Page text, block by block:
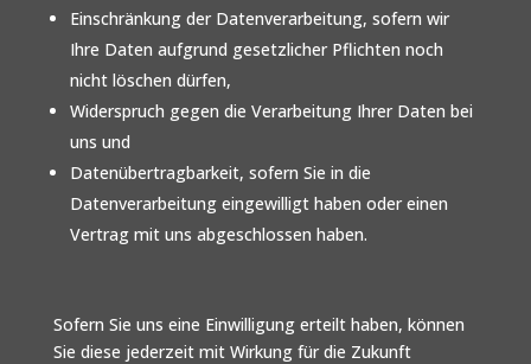
Einschränkung der Datenverarbeitung, sofern wir
Ihre Daten aufgrund gesetzlicher Pflichten noch
nicht löschen dürfen,
Widerspruch gegen die Verarbeitung Ihrer Daten bei
uns und
Datenübertragbarkeit, sofern Sie in die
Datenverarbeitung eingewilligt haben oder einen
Vertrag mit uns abgeschlossen haben.
Sofern Sie uns eine Einwilligung erteilt haben, können
Sie diese jederzeit mit Wirkung für die Zukunft